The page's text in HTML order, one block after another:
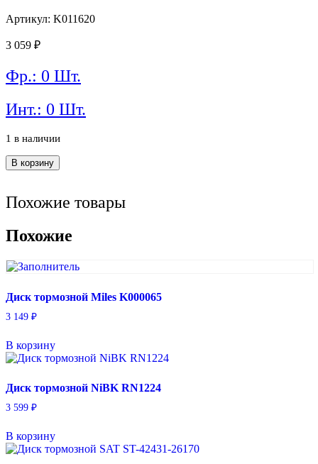
Артикул: K011620
3 059 ₽
Фр.: 0 Шт.
Инт.: 0 Шт.
1 в наличии
Количество
товара
тормозной
В корзину
Похожие товары
Похожие
Диск тормозной Miles K000065
3 149 ₽
В корзину
Диск тормозной NiBK RN1224
3 599 ₽
В корзину